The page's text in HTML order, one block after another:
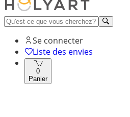
Se connecter
Liste des envies
0
Panier